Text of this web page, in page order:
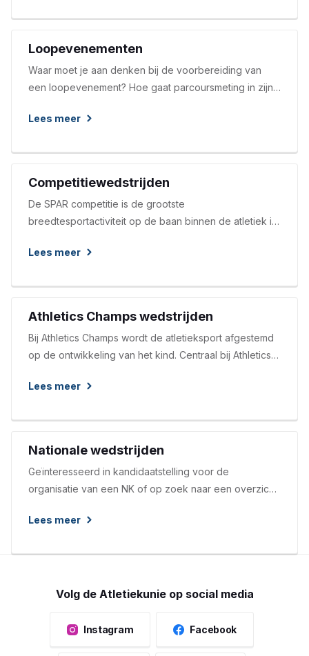
Loopevenementen
Waar moet je aan denken bij de voorbereiding van
een loopevenement? Hoe gaat parcoursmeting in zijn
Lees meer
Competitiewedstrijden
De SPAR competitie is de grootste
breedtesportactiviteit op de baan binnen de atletiek in
een wedstrijdlicentie in de categorie U14 en ouder.
ongeveer 175 clubs deel aan de SPAR competitie.
Lees meer
Athletics Champs wedstrijden
Bij Athletics Champs wordt de atletieksport afgestemd
op de ontwikkeling van het kind. Centraal bij Athletics
Lees meer
Nationale wedstrijden
Geïnteresseerd in kandidaatstelling voor de
organisatie van een NK of op zoek naar een overzicht
verder.
Lees meer
Volg de Atletiekunie op social media
Instagram Facebook